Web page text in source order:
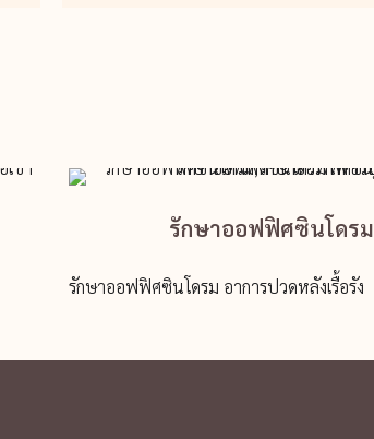
รักษาออฟฟิศซินโดรม
รักษาออฟฟิศซินโดรม อาการปวดหลังเรื้อรัง